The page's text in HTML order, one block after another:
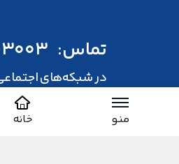
منو خانه
تماس:
در شبکه‌های